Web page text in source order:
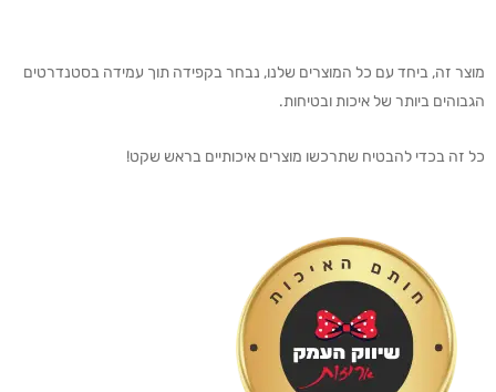
מוצר זה, ביחד עם כל המוצרים שלנו, נבחר בקפידה תוך עמידה בסטנדרטים
הגבוהים ביותר של איכות ובטיחות.
כל זה בכדי להבטיח שתרכשו מוצרים איכותיים בראש שקט!